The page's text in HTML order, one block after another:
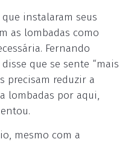
instalaram seus
as lombadas como
Fernando
que se sente “mais
precisam reduzir a
lombadas por aqui,
mesmo com a